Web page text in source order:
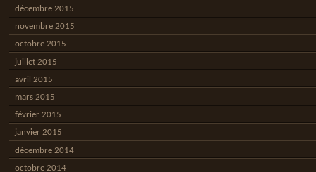
décembre 2015
novembre 2015
octobre 2015
juillet 2015
avril 2015
mars 2015
février 2015
janvier 2015
décembre 2014
octobre 2014